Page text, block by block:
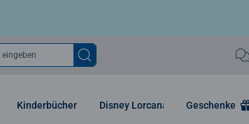
Kinderbücher Disney Lorcana Geschenke